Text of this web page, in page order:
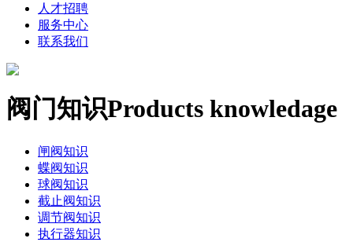
人才招聘
服务中心
联系我们
阀门知识Products knowledage
闸阀知识
蝶阀知识
球阀知识
截止阀知识
调节阀知识
执行器知识